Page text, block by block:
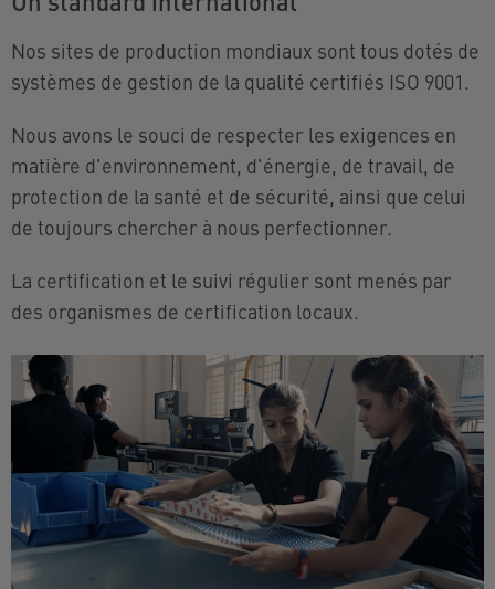
Nos sites de production mondiaux sont tous dotés de
systèmes de gestion de la qualité certifiés ISO 9001.
Nous avons le souci de respecter les exigences en
matière d'environnement, d'énergie, de travail, de
protection de la santé et de sécurité, ainsi que celui
de toujours chercher à nous perfectionner.
La certification et le suivi régulier sont menés par
des organismes de certification locaux.